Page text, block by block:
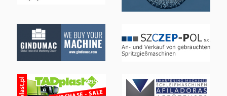
proizvode, minerale, pigmente i hemikalije, za proizvodnju
mikro pudera ili nanočestica. Evo nekih ključnih
karakteristika i razmatranja za superfine mlin za kugle za
mikro puder: 1. Visoka efikasnost brušenja: Superfine kugle
su dizajnirane da postignu visoku efikasnost brušenja
korišćenjem brušenih medija relativno malom veličinom,
preciznosti: Ove vodenice često dolaze sa naprednim
kontrolnim sistemima za regulisanje parametara kao što su